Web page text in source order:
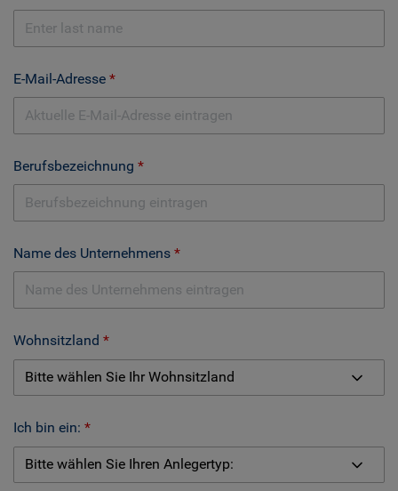
E-Mail-Adresse
Berufsbezeichnung
Name des Unternehmens
Wohnsitzland
Ich bin ein: